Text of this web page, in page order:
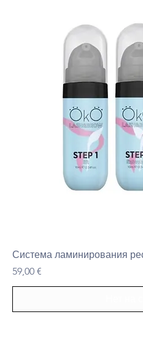
Система ламинирования
Цена
59,00 €